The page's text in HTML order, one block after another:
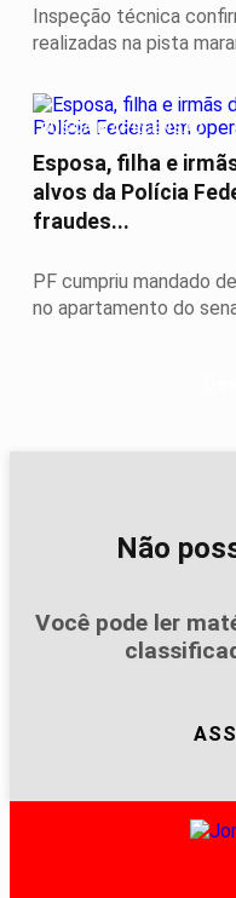
Inspeção técnica
realizadas na pista
BUSCA E APREENSÃO
Esposa, filha e
alvos da Polícia
fraudes...
PF cumpriu mandado
no apartamento do
Não
Você pode ler